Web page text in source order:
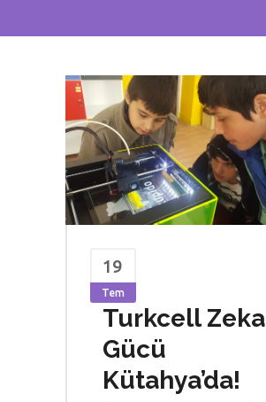
19
Tem
Turkcell Zeka
Gücü
Kütahya’da!